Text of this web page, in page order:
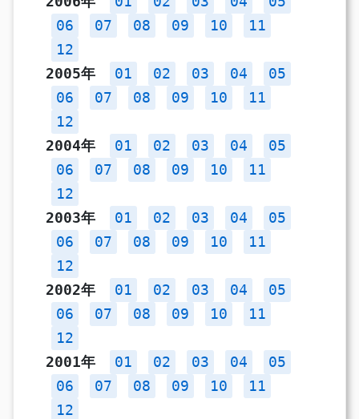
06
07 08 09 10
11
12
2005年
01 02 03 04
05
06
07 08 09 10
11
12
2004年
01 02 03 04
05
06
07 08 09 10
11
12
2003年
01 02 03 04
05
06
07 08 09 10
11
12
2002年
01 02 03 04
05
06
07 08 09 10
11
12
2001年
01 02 03 04
05
06
07 08 09 10
11
12